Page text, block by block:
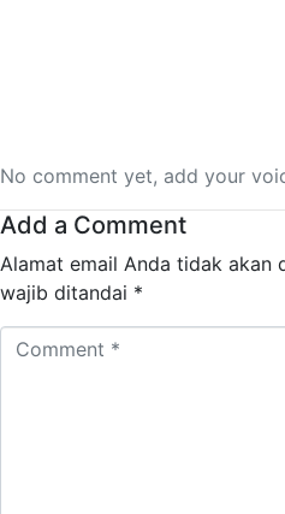
No comment yet, add your
Add a Comment
Alamat email Anda tidak akan
wajib ditandai *
Comment